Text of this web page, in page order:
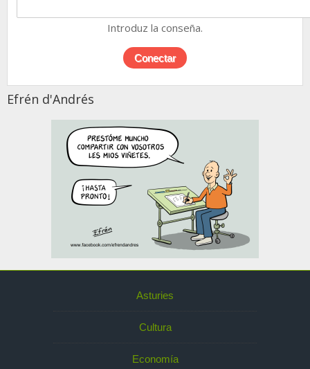
Introduz la conseña.
Efrén d'Andrés
Asturies
Cultura
Economía